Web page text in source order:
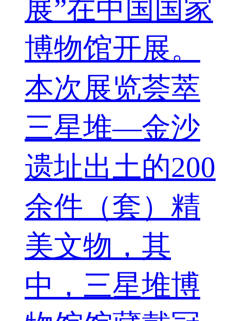
展”在中国国家
博物馆开展。
本次展览荟萃
三星堆—金沙
遗址出土的200
余件（套）精
美文物，其
中，三星堆博